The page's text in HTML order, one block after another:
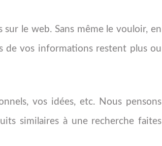
le web. Sans même le vouloir, en
de vos informations restent plus ou
vos idées, etc. Nous pensons
similaires à une recherche faites